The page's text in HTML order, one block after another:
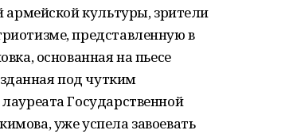
армейской культуры, зрители
представленную в
основанная на пьесе
под чутким
Государственной
уже успела завоевать